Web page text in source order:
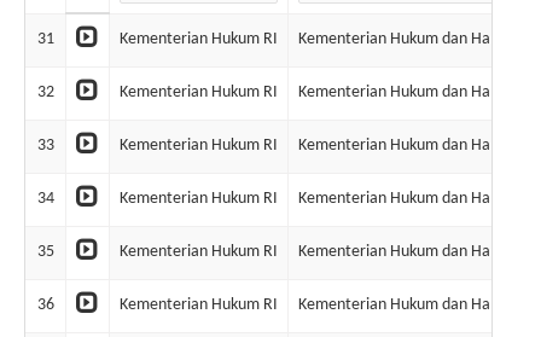
31 Kementerian Hukum RI Kementerian Hukum dan Ham RI
32 Kementerian Hukum RI Kementerian Hukum dan Ham RI
33 Kementerian Hukum RI Kementerian Hukum dan Ham RI
34 Kementerian Hukum RI Kementerian Hukum dan Ham RI
35 Kementerian Hukum RI Kementerian Hukum dan Ham RI
36 Kementerian Hukum RI Kementerian Hukum dan Ham RI